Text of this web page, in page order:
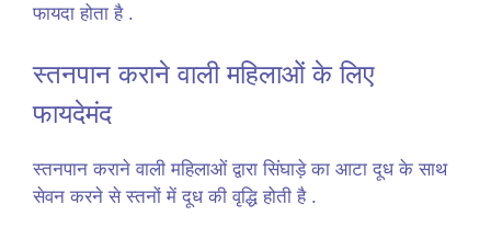
फायदा होता है .
स्तनपान कराने वाली महिलाओं के लिए
फायदेमंद
स्तनपान कराने वाली महिलाओं द्वारा सिंघाड़े का आटा दूध के साथ
सेवन करने से स्तनों में दूध की वृद्धि होती है .